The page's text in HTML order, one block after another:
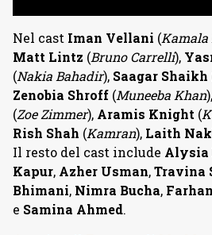
Nel cast Iman Vellani (
Matt Lintz (Bruno Carrelli),
(Nakia Bahadir), Saagar Shaikh
Zenobia Shroff (Muneeba Khan),
(Zoe Zimmer), Aramis Knight (
Rish Shah (Kamran), Laith
Il resto del cast include Alysia
Kapur, Azher Usman,Travina
Bhimani, Nimra Bucha,
e Samina Ahmed.